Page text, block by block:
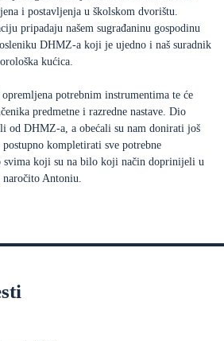
i postavljenja u školskom dvorištu.
pripadaju našem sugrađaninu gospodinu
DHMZ-a koji je ujedno i naš suradnik
kućica.
potrebnim instrumentima te će
predmetne i razredne nastave. Dio
od DHMZ-a, a obećali su nam donirati još
kompletirati sve potrebne
svima koji su na bilo koji način doprinijeli u
Antoniu.